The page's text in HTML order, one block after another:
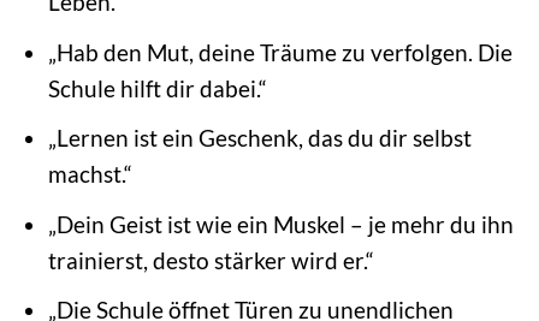
„Hab den Mut, deine Träume zu verfolgen. Die
Schule hilft dir dabei.“
„Lernen ist ein Geschenk, das du dir selbst
machst.“
„Dein Geist ist wie ein Muskel – je mehr du ihn
trainierst, desto stärker wird er.“
„Die Schule öffnet Türen zu unendlichen